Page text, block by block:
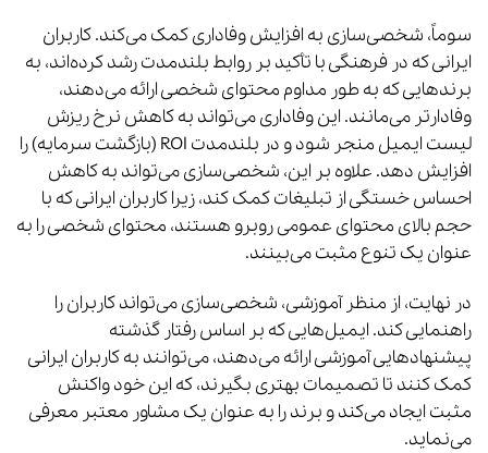
سوماً، شخصی‌سازی به افزایش وفاداری کمک می‌کند. کاربران
ایرانی که در فرهنگی با تأکید بر روابط بلندمدت رشد کرده‌اند، به
برندهایی که به طور مداوم محتوای شخصی ارائه می‌دهند،
وفادارتر می‌مانند. این وفاداری می‌تواند به کاهش نرخ ریزش
لیست ایمیل منجر شود و در بلندمدت ROI (بازگشت سرمایه) را
افزایش دهد. علاوه بر این، شخصی‌سازی می‌تواند به کاهش
احساس خستگی از تبلیغات کمک کند، زیرا کاربران ایرانی که با
حجم بالای محتوای عمومی روبرو هستند، محتوای شخصی را به
عنوان یک تنوع مثبت می‌بینند.
در نهایت، از منظر آموزشی، شخصی‌سازی می‌تواند کاربران را
راهنمایی کند. ایمیل‌هایی که بر اساس رفتار گذشته
پیشنهادهایی آموزشی ارائه می‌دهند، می‌توانند به کاربران ایرانی
کمک کنند تا تصمیمات بهتری بگیرند، که این خود واکنش
مثبت ایجاد می‌کند و برند را به عنوان یک مشاور معتبر معرفی
می‌نماید.